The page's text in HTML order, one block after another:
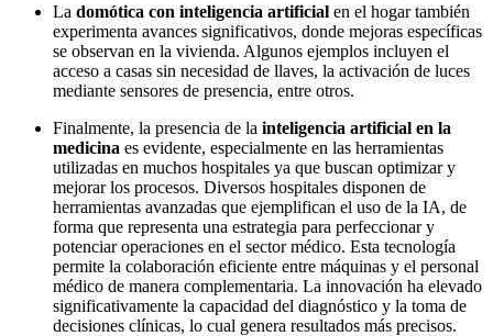
La domótica con inteligencia artificial en el hogar también
experimenta avances significativos, donde mejoras específicas
se observan en la vivienda. Algunos ejemplos incluyen el
acceso a casas sin necesidad de llaves, la activación de luces
mediante sensores de presencia, entre otros.
Finalmente, la presencia de la inteligencia artificial en la
medicina es evidente, especialmente en las herramientas
utilizadas en muchos hospitales ya que buscan optimizar y
mejorar los procesos. Diversos hospitales disponen de
herramientas avanzadas que ejemplifican el uso de la IA, de
forma que representa una estrategia para perfeccionar y
potenciar operaciones en el sector médico. Esta tecnología
permite la colaboración eficiente entre máquinas y el personal
médico de manera complementaria. La innovación ha elevado
significativamente la capacidad del diagnóstico y la toma de
decisiones clínicas, lo cual genera resultados más precisos.